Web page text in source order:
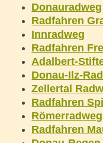
Donauradweg
Radfahren
Innradweg
Radfahren
Adalbert-
Donau-Ilz-
Zellertal
Radfahren
Römerradweg
Radfahren